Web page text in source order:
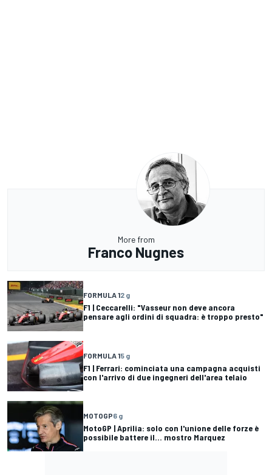
More from
Franco Nugnes
FORMULA 12 g
F1 | Ceccarelli: "Vasseur non deve ancora
pensare agli ordini di squadra: è troppo presto"
FORMULA 15 g
F1 | Ferrari: cominciata una campagna acquisti
con l'arrivo di due ingegneri dell'area telaio
MOTOGP6 g
MotoGP | Aprilia: solo con l'unione delle forze è
possibile battere il... mostro Marquez